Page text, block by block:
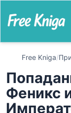
Free Kniga/
Феникс